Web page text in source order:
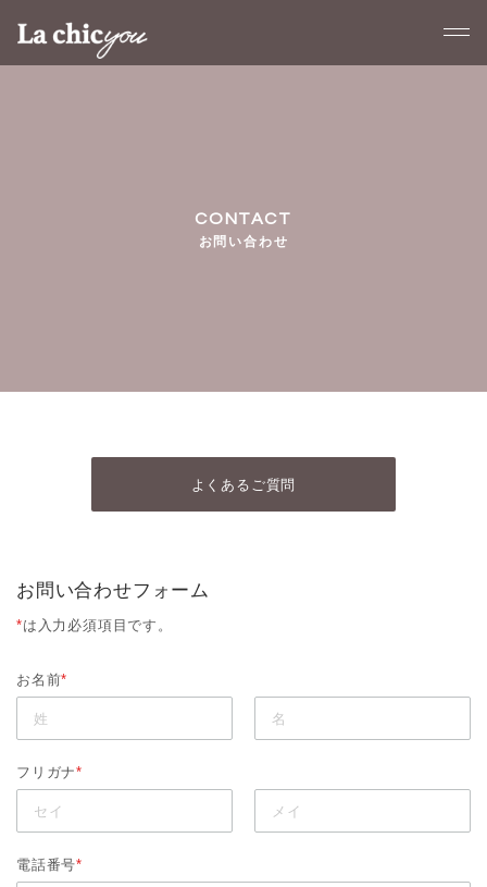
お問い合わせ
よくあるご質問
お問い合わせフォーム
*は入力必須項目です。
お名前*
フリガナ*
電話番号*